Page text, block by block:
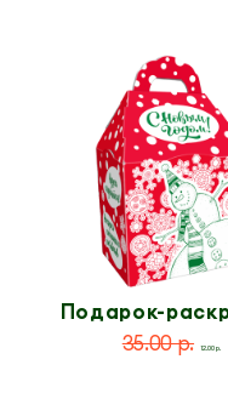
Подарок-
35.00 р.
12.00 р.